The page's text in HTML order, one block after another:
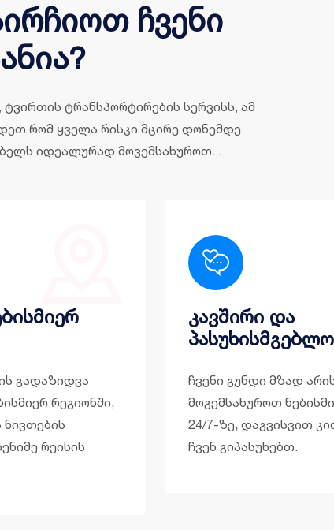
ჩვენი
ტრანსპორტირების სერვისს, ამ
რომ ყველა რისკი მცირე დონემდე
იდეალურად მოვემსახუროთ...
გადაზიდვა
რეგიონში,
ნივთების
რეისის
კავშირი და
ჩვენი გუნდი მზად
მოგემსახუროთ
24/7-ზე, დაგვისვით
ჩვენ გიპასუხებთ.